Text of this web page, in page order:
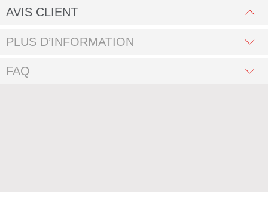
AVIS CLIENT
PLUS D’INFORMATION
FAQ